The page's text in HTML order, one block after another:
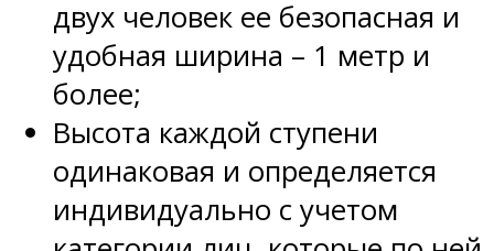
двух человек ее безопасная и
удобная ширина – 1 метр и
более;
Высота каждой ступени
одинаковая и определяется
индивидуально с учетом